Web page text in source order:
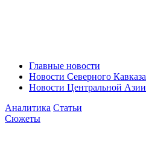
Главные новости
Новости Северного Кавказа
Новости Центральной Азии
Аналитика Статьи
Сюжеты